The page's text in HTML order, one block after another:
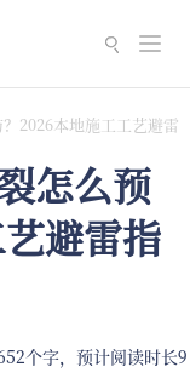
切
换
导
航
2026本地施工工艺避雷
怎么预
避雷指
个字，预计阅读时长9